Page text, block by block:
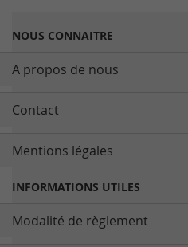
NOUS CONNAITRE
A propos de nous
Contact
Mentions légales
INFORMATIONS UTILES
Modalité de règlement